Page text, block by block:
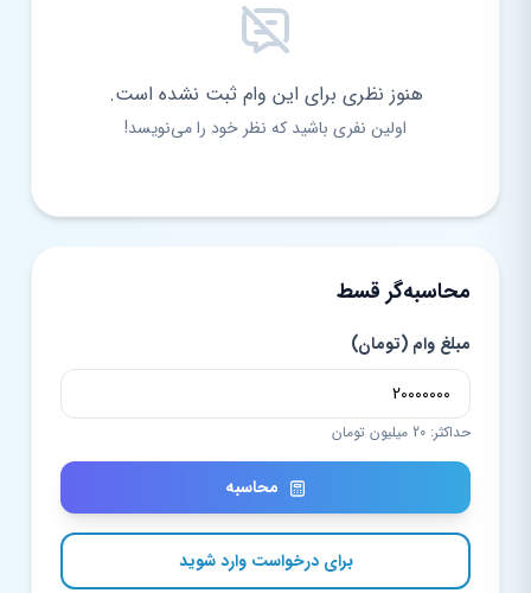
هنوز نظری برای این وام ثبت نشده است.
اولین نفری باشید که نظر خود را می‌نویسد!
محاسبه‌گر قسط
مبلغ وام (تومان)
حداکثر: 20 میلیون تومان
برای درخواست وارد شوید